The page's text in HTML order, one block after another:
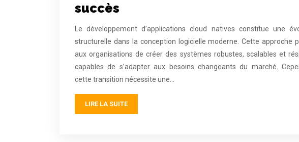
succès
Le développement d’applications cloud natives constitue une
structurelle dans la conception logicielle moderne. Cette approche
aux organisations de créer des systèmes robustes, scalables et
capables de s’adapter aux besoins changeants du marché.
cette transition nécessite une…
LIRE LA SUITE